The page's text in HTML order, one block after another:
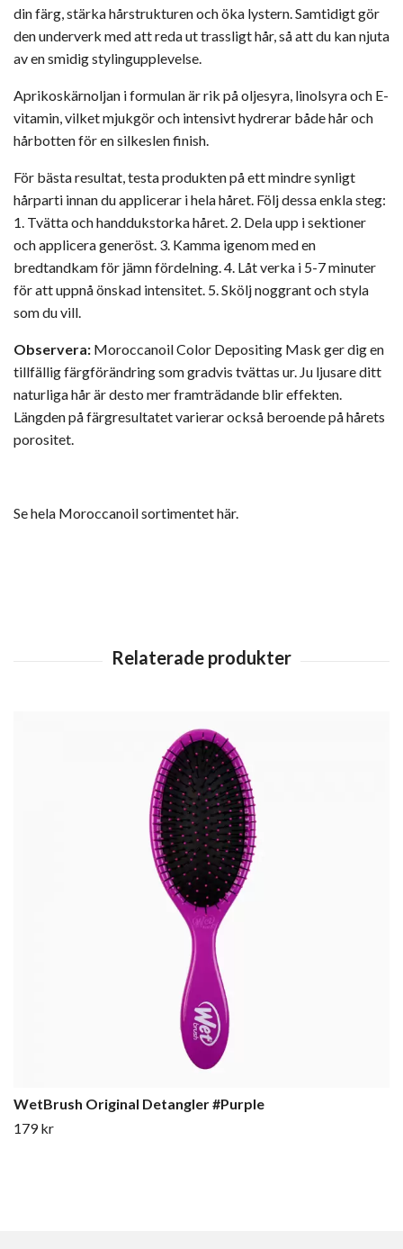
din färg, stärka hårstrukturen och öka lystern. Samtidigt gör
den underverk med att reda ut trassligt hår, så att du kan njuta
av en smidig stylingupplevelse.
Aprikoskärnoljan i formulan är rik på oljesyra, linolsyra och E-
vitamin, vilket mjukgör och intensivt hydrerar både hår och
hårbotten för en silkeslen finish.
För bästa resultat, testa produkten på ett mindre synligt
hårparti innan du applicerar i hela håret. Följ dessa enkla steg:
1. Tvätta och handdukstorka håret. 2. Dela upp i sektioner
och applicera generöst. 3. Kamma igenom med en
bredtandkam för jämn fördelning. 4. Låt verka i 5-7 minuter
för att uppnå önskad intensitet. 5. Skölj noggrant och styla
som du vill.
Observera: MoroccanoilColor Depositing Mask ger dig en
tillfällig färgförändring som gradvis tvättas ur. Ju ljusare ditt
naturliga hår är desto mer framträdande blir effekten.
Längden på färgresultatet varierar också beroende på hårets
porositet.
Se hela Moroccanoil sortimentet här.
WetBrush Original Detangler #Purple
179 kr